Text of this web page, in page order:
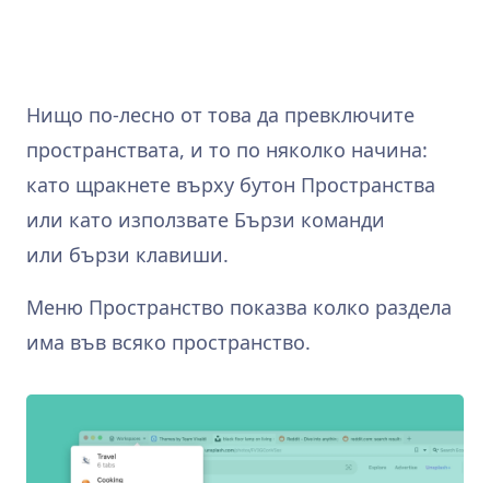
Нищо по‑лесно от това да превключите
пространствата, и то по няколко начина:
като щракнете върху бутон Пространства
или като използвате Бързи команди
или бързи клавиши.
Меню Пространство показва колко раздела
има във всяко пространство.